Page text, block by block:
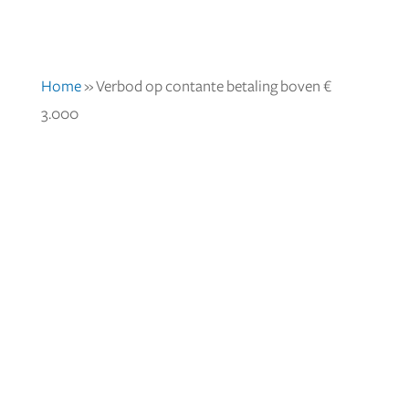
Home»Verbod op contante betaling boven €
3.000